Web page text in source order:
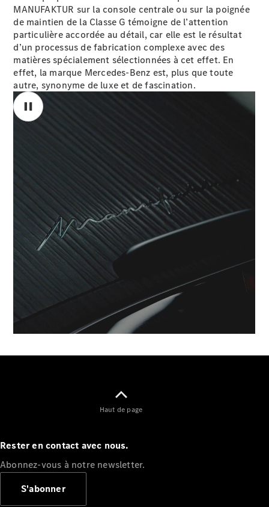
Configurateur
Mercedes-
Benz Store
Coupé
Mercedes-
AMG GT
Coupé
Mercedes-
AMG GT
Coupé 4
Nouveau
Électrique
Configurateur
Mercedes-
Benz Store
Cabriolet
CLE
Mercedes-
AMG SL
MANUFAKTUR sur la console centrale ou sur la poignée
de maintien de la Classe G témoigne de l’attention
particulière accordée au détail, car elle est le résultat
d’un processus de fabrication complexe avec des
matières spécialement sélectionnées à cet effet. En
effet, la marque Mercedes-Benz est, plus que toute
autre, synonyme de luxe et de fascination.
Haut de page
Rester en contact avec nous.
Abonnez-vous à notre newsletter.
S'abonner